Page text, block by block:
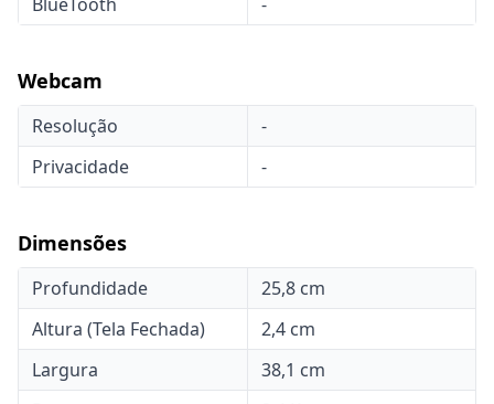
Webcam
Resolução
-
Privacidade
-
Dimensões
Profundidade
25,8 cm
Altura (Tela Fechada)
2,4 cm
Largura
38,1 cm